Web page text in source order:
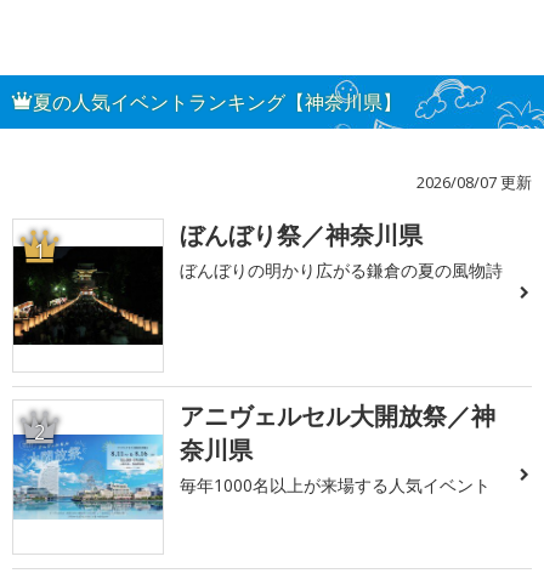
夏の人気イベントランキング【神奈川県】
2026/08/07 更新
1 ぼんぼり祭／神奈川県
ぼんぼりの明かり広がる鎌倉の夏の風物詩
2
アニヴェルセル大開放祭／神
奈川県
毎年1000名以上が来場する人気イベント